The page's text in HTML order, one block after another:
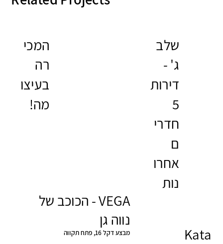
VEGA - הכוכב של
נווה גן
מבצע דקל 16, פתח תקווה
המכי
רה
בעיצו
מה!
Kata
שלב
ג' -
דירות
5
חדרי
ם
אחרו
נות